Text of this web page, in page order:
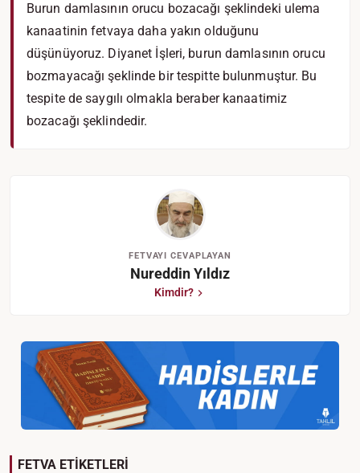
Burun damlasının orucu bozacağı şeklindeki ulema
kanaatinin fetvaya daha yakın olduğunu
düşünüyoruz. Diyanet İşleri, burun damlasının orucu
bozmayacağı şeklinde bir tespitte bulunmuştur. Bu
tespite de saygılı olmakla beraber kanaatimiz
bozacağı şeklindedir.
FETVAYI CEVAPLAYAN
Nureddin Yıldız
Kimdir?
FETVA ETİKETLERİ